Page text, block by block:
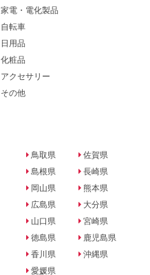
家電・電化製品
自転車
日用品
化粧品
アクセサリー
その他
鳥取県
島根県
岡山県
広島県
山口県
徳島県
香川県
愛媛県
佐賀県
長崎県
熊本県
大分県
宮崎県
鹿児島県
沖縄県